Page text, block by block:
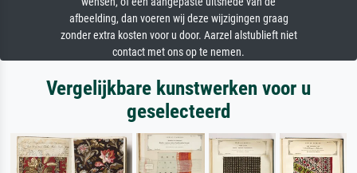
afbeelding, dan voeren wij deze wijzigingen graag
zonder extra kosten voor u door. Aarzel alstublieft niet
contact met ons op te nemen.
Vergelijkbare kunstwerken voor u
geselecteerd